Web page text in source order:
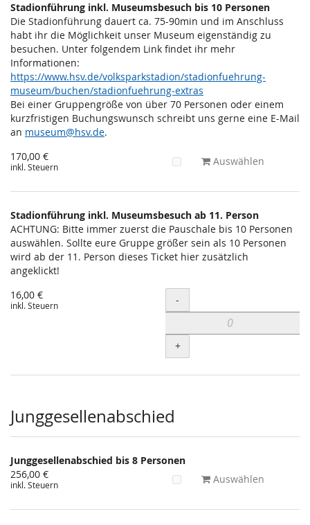
Stadionführung inkl. Museumsbesuch bis 10 Personen
Die Stadionführung dauert ca. 75-90min und im Anschluss
habt ihr die Möglichkeit unser Museum eigenständig zu
besuchen. Unter folgendem Link findet ihr mehr
Informationen:
https://www.hsv.de/volksparkstadion/stadionfuehrung-
museum/buchen/stadionfuehrung-extras
Bei einer Gruppengröße von über 70 Personen oder einem
kurzfristigen Buchungswunsch schreibt uns gerne eine E-Mail
an museum@hsv.de.
170,00 €
inkl. Steuern Auswählen
Stadionführung inkl. Museumsbesuch ab 11. Person
ACHTUNG: Bitte immer zuerst die Pauschale bis 10 Personen
auswählen. Sollte eure Gruppe größer sein als 10 Personen
wird ab der 11. Person dieses Ticket hier zusätzlich
angeklickt!
16,00 €
inkl. Steuern Menge
-
+
Junggesellenabschied
Junggesellenabschied bis 8 Personen
256,00 €
inkl. Steuern Auswählen